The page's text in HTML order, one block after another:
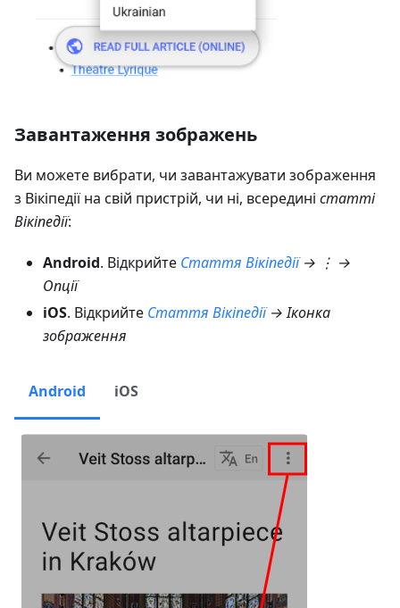
Завантаження зображень
Ви можете вибрати, чи завантажувати зображення
з Вікіпедії на свій пристрій, чи ні, всередині статті
Вікіпедії:
Android. Відкрийте Стаття Вікіпедії→ ⋮ →
Опції
iOS. Відкрийте Стаття Вікіпедії→ Іконка
зображення
Android iOS